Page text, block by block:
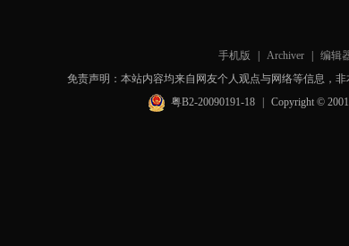
手机版 Archiver 编辑
免责声明：本站内容均来自网友个人观点与网络等信息，
粤B2-20090191-18
Copyright ©